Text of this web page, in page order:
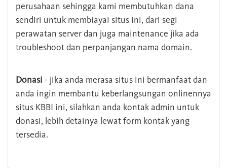
perusahaan sehingga kami membutuhkan dana
sendiri untuk membiayai situs ini, dari segi
perawatan server dan juga maintenance jika ada
troubleshoot dan perpanjangan nama domain.
Donasi - jika anda merasa situs ini bermanfaat dan
anda ingin membantu keberlangsungan onlinennya
situs KBBI ini, silahkan anda kontak admin untuk
donasi, lebih detainya lewat form kontak yang
tersedia.